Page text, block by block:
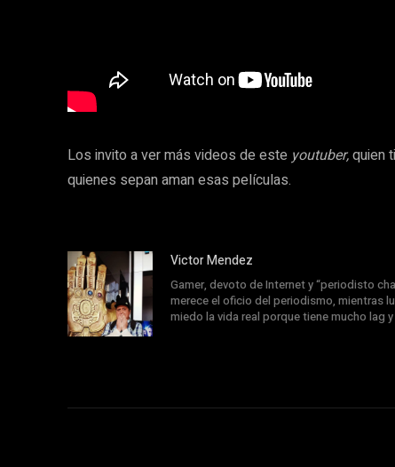
Los invito a ver más videos de este youtuber,quien
quienes sepan aman esas películas.
Victor Mendez
Gamer, devoto de Internet y “periodisto
merece el oficio del periodismo, mientras
miedo la vida real porque tiene mucho lag